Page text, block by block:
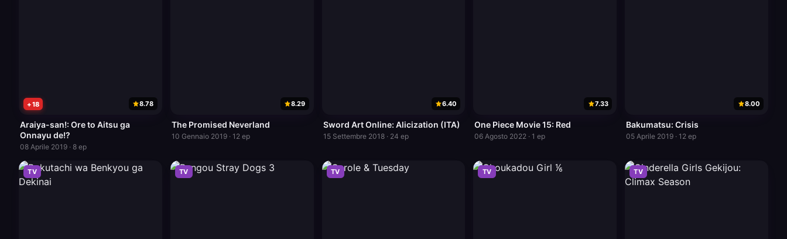
8.78
+18
Araiya-san!: Ore to Aitsu ga
Onnayu de!?
08 Aprile 2019 · 8 ep
8.29
The Promised Neverland
10 Gennaio 2019 · 12 ep
6.40
Sword Art Online: Alicization (ITA)
15 Settembre 2018 · 24 ep
7.33
One Piece Movie 15: Red
06 Agosto 2022 · 1 ep
8.00
Bakumatsu: Crisis
05 Aprile 2019 · 12 ep
TV TV TV TV TV